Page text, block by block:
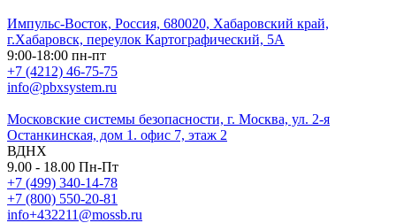
Импульс-Восток, Россия, 680020, Хабаровский край,
г.Хабаровск, переулок Картографический, 5А
9:00-18:00 пн-пт
+7 (4212) 46-75-75
info@pbxsystem.ru
Московские системы безопасности, г. Москва, ул. 2-я
Останкинская, дом 1. офис 7, этаж 2
ВДНХ
9.00 - 18.00 Пн-Пт
+7 (499) 340-14-78
+7 (800) 550-20-81
info+432211@mossb.ru